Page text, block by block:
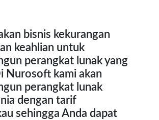
bisnis kekurangan
keahlian untuk
perangkat lunak yang
Nurosoft kami akan
perangkat lunak
dengan tarif
sehingga Anda dapat